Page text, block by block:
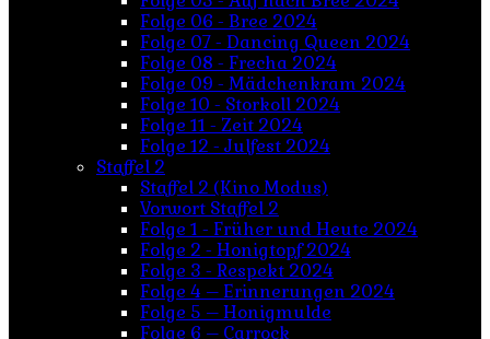
Folge 06 - Bree 2024
Folge 07 - Dancing Queen 2024
Folge 08 - Frecha 2024
Folge 09 - Mädchenkram 2024
Folge 10 - Storkoll 2024
Folge 11 - Zeit 2024
Folge 12 - Julfest 2024
Staffel 2
Staffel 2 (Kino Modus)
Vorwort Staffel 2
Folge 1 - Früher und Heute 2024
Folge 2 - Honigtopf 2024
Folge 3 - Respekt 2024
Folge 4 – Erinnerungen 2024
Folge 5 – Honigmulde
Folge 6 – Carrock